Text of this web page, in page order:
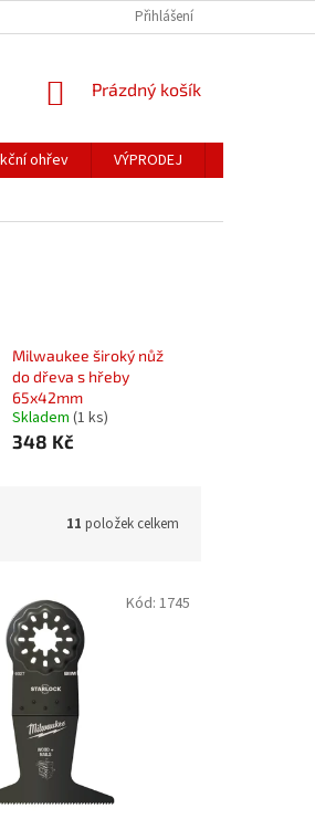
Přihlášení
NÁKUPNÍ
Prázdný košík
ohřev VÝPRODEJ
Milwaukee široký nůž
do dřeva s hřeby
65x42mm
Skladem (1 ks)
348 Kč
11 položek celkem
Kód: 1745